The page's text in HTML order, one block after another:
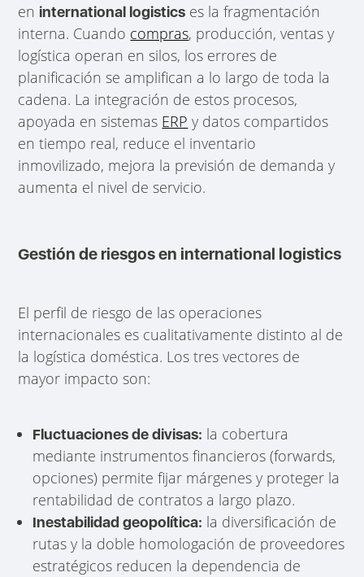
en international logistics es la fragmentación
interna. Cuando compras, producción, ventas y
logística operan en silos, los errores de
planificación se amplifican a lo largo de toda la
cadena. La integración de estos procesos,
apoyada en sistemas ERP y datos compartidos
en tiempo real, reduce el inventario
inmovilizado, mejora la previsión de demanda y
aumenta el nivel de servicio.
Gestión de riesgos en international logistics
El perfil de riesgo de las operaciones
internacionales es cualitativamente distinto al de
la logística doméstica. Los tres vectores de
mayor impacto son:
Fluctuaciones de divisas: la cobertura
mediante instrumentos financieros (forwards,
opciones) permite fijar márgenes y proteger la
rentabilidad de contratos a largo plazo.
Inestabilidad geopolítica: la diversificación de
rutas y la doble homologación de proveedores
estratégicos reducen la dependencia de